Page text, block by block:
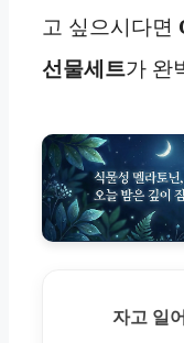
고 싶으시다면
선물세트가 완
자고 일